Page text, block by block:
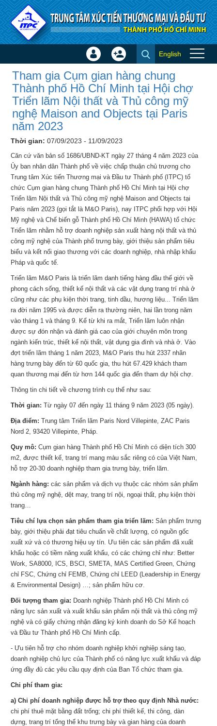
Truy cập nội dung luôn
Tham gia Cụm gian hàng
chung Thành phố Hồ Chí Minh
tại Hội chợ Triển lãm Nội thất
và Thủ công mỹ nghệ Maison
and Objects tại Paris năm 2023
- Hội chợ - Triển lãm
Đăng
Tạo
khoản
English
Tham gia Cụm gian hàng chung
Thành phố Hồ Chí Minh tại Hội chợ
Triển lãm Nội thất và Thủ công mỹ
nghệ Maison and Objects tại Paris
năm 2023
Thời gian: 07/09/2023 - 11/09/2023
Căn cứ văn bản số 1686/UBND-KT ngày 27 tháng 4 năm 2023 của
Ủy ban nhân dân Thành phố về việc chấp thuận chủ trương cho
Trung tâm Xúc tiến Thương mại và Đầu tư Thành phố (ITPC) tổ
chức Cụm gian hàng chung Thành phố Hồ Chí Minh tại Hội chợ
Triển lãm Nội thất và Thủ công mỹ nghệ Maison and Objects tại
Paris năm 2023 (gọi tắt là M&O Paris), nay ITPC phối hợp với Hội
Mỹ nghệ và Chế biến gỗ Thành phố Hồ Chí Minh (HAWA) tổ chức
Triển lãm nhằm hỗ trợ doanh nghiệp sản xuất hàng nội thất và thủ
công mỹ nghệ của Thành phố trưng bày, giới thiệu sản phẩm tiêu
biểu và kết nối giao thương với các doanh nghiệp, nhà nhập khẩu
Pháp và quốc tế.
Triển lãm M&O Paris là triển lãm danh tiếng hàng đầu thế giới về
phong cách sống, thiết kế nội thất và các vật dụng trang trí nhà ở
cũng như các phụ kiện thời trang, tinh dầu, hương liệu... Triển lãm
ra đời năm 1995 và được diễn ra thường niên, hai lần trong năm
vào tháng 1 và tháng 9. Kể từ khi ra mắt, Triển lãm luôn nhận
được sự đón nhận và đánh giá cao của giới chuyên môn trong
ngành kiến trúc, thiết kế nội thất, vật dụng gia đình và nhà ở. Vào
đợt triển lãm tháng 1 năm 2023, M&O Paris thu hút 2337 nhãn
hàng trưng bày đến từ 60 quốc gia, thu hút 67.429 khách tham
quan thương mại đến từ hơn 144 quốc gia đến tham dự hội chợ.
Thông tin chi tiết về chương trình cụ thể như sau:
Thời gian: Từ ngày 07 đến ngày 11 tháng 9 năm 2023 (05 ngày).
Địa điểm: Trung tâm Triển lãm Paris Nord Villepinte, ZAC Paris
Nord 2, 93420 Villepinte, Pháp.
Quy mô:Cụm gian hàng Thành phố Hồ Chí Minh có diện tích 300
m2, được thiết kế, trang trí mang màu sắc riêng có của Việt Nam,
hỗ trợ 20-30 doanh nghiệp tham gia trưng bày, triển lãm.
Ngành hàng:các sản phẩm và dịch vụ thuộc các nhóm sản phẩm
thủ công mỹ nghệ, dệt may, trang trí nội, ngoại thất, phụ kiện thời
trang…
Tiêu chí lựa chọn sản phẩm tham gia triển lãm: Sản phẩm trưng
bày, giới thiệu phải đạt tiêu chuẩn về chất lượng, có nguồn gốc
xuất xứ và có thương hiệu uy tín. Ưu tiên các sản phẩm đã xuất
khẩu hoặc có tiềm năng xuất khẩu, có các chứng chỉ như: Better
Work, SA8000, ICS, BSCI, SMETA, MAS Certified Green, Chứng
chỉ FSC, Chứng chỉ FEMB, Chứng chỉ LEED (Leadership in Energy
& Environmental Design) …; sản phẩm hữu cơ.
Đối tượng tham gia: Doanh nghiệp Thành phố Hồ Chí Minh có
năng lực sản xuất và xuất khẩu sản phẩm nội thất và thủ công mỹ
nghệ và có giấy chứng nhận đăng ký kinh doanh do Sở Kế hoạch
và Đầu tư Thành phố Hồ Chí Minh cấp.
- Ưu tiên hỗ trợ cho nhóm doanh nghiệp khởi nghiệp sáng tạo,
doanh nghiệp chủ lực của Thành phố có năng lực xuất khẩu và đáp
ứng đầy đủ các yêu cầu quy định của Ban Tổ chức tham gia.
Chi phí tham gia:
a) Chi phí doanh nghiệp được hỗ trợ theo quy định Nhà nước:
chi phí thuê mặt bằng đất trống; chi phí thiết kế, thi công, dàn
dựng, trang trí tổng thể khu trưng bày và gian hàng của doanh